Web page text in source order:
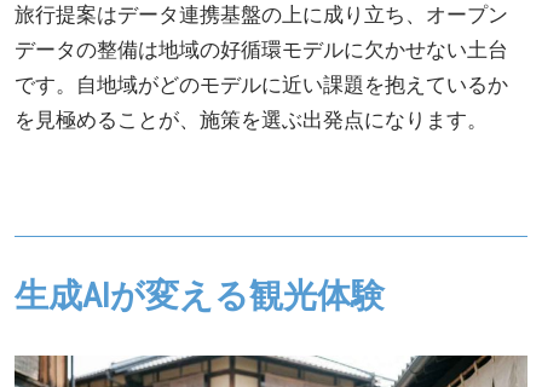
旅行提案はデータ連携基盤の上に成り立ち、オープン
データの整備は地域の好循環モデルに欠かせない土台
です。自地域がどのモデルに近い課題を抱えているか
を見極めることが、施策を選ぶ出発点になります。
生成AIが変える観光体験